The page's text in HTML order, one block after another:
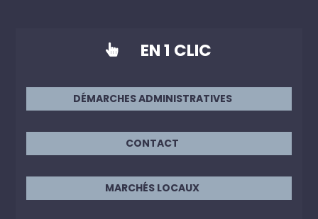
 EN 1 CLIC
DÉMARCHES ADMINISTRATIVES
CONTACT
MARCHÉS LOCAUX